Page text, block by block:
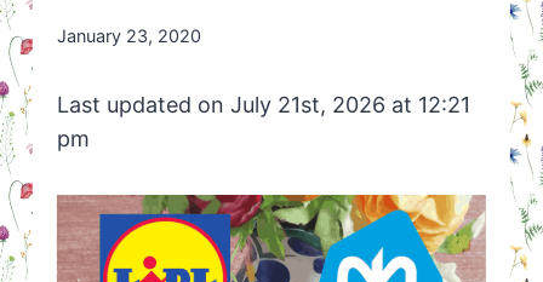
By
January 23, 2020
Last updated on July 21st, 2026 at 12:21
pm